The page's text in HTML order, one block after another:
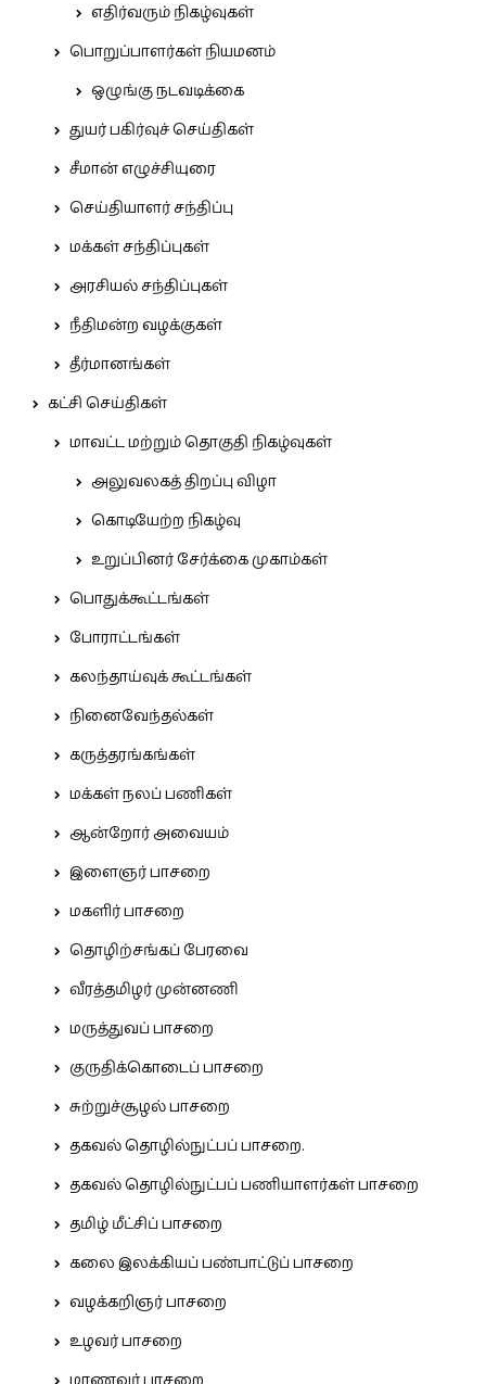
எதிர்வரும் நிகழ்வுகள்
பொறுப்பாளர்கள் நியமனம்
ஒழுங்கு நடவடிக்கை
துயர் பகிர்வுச் செய்திகள்
சீமான் எழுச்சியுரை
செய்தியாளர் சந்திப்பு
மக்கள் சந்திப்புகள்
அரசியல் சந்திப்புகள்
நீதிமன்ற வழக்குகள்
தீர்மானங்கள்
கட்சி செய்திகள்
மாவட்ட மற்றும் தொகுதி நிகழ்வுகள்
அலுவலகத் திறப்பு விழா
கொடியேற்ற நிகழ்வு
உறுப்பினர் சேர்க்கை முகாம்கள்
பொதுக்கூட்டங்கள்
போராட்டங்கள்
கலந்தாய்வுக் கூட்டங்கள்
நினைவேந்தல்கள்
கருத்தரங்கங்கள்
மக்கள் நலப் பணிகள்
ஆன்றோர் அவையம்
இளைஞர் பாசறை
மகளிர் பாசறை
தொழிற்சங்கப் பேரவை
வீரத்தமிழர் முன்னணி
மருத்துவப் பாசறை
குருதிக்கொடைப் பாசறை
சுற்றுச்சூழல் பாசறை
தகவல் தொழில்நுட்பப் பாசறை.
தகவல் தொழில்நுட்பப் பணியாளர்கள் பாசறை
தமிழ் மீட்சிப் பாசறை
கலை இலக்கியப் பண்பாட்டுப் பாசறை
வழக்கறிஞர் பாசறை
உழவர் பாசறை